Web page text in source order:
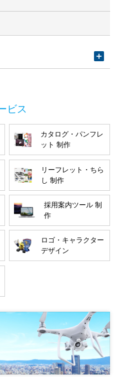
カタログ・パンフレ
ット 制作
リーフレット・ちら
し 制作
採用案内ツール 制
作
ロゴ・キャラクター
デザイン